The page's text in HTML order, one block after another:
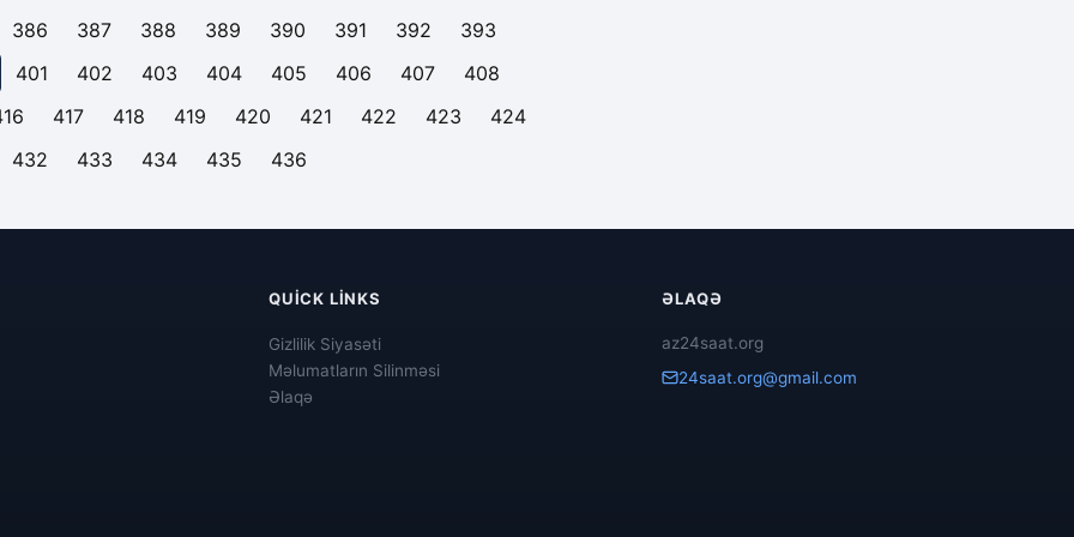
386 387 388 389 390 391 392
393
401
402 403 404 405 406 407
408
417 418 419 420 421 422 423
424
432
433 434 435 436
QUICK LINKS
Gizlilik Siyasəti
Məlumatların Silinməsi
Əlaqə
ƏLAQƏ
az24saat.org
24saat.org@gmail.com